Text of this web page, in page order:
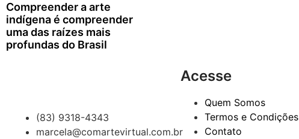
Compreender a arte
indígena é compreender
uma das raízes mais
profundas do Brasil
(83) 9318-4343
marcela@comartevirtual.com.br
Acesse
Quem Somos
Termos e Condições
Contato